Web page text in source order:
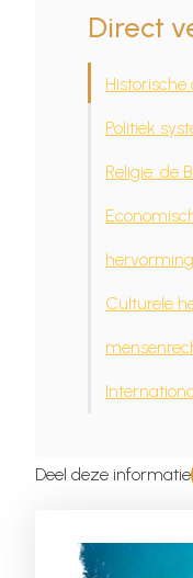
Direct
Politiek
Religie: de
Culturele
Deel deze informatie